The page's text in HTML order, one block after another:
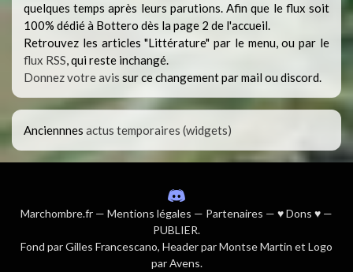
quelques temps après leurs parutions. Afin que le flux soit
100% dédié à Bottero dès la page 2 de l'accueil.
Retrouvez les articles "Littérature" par le menu, ou par le
flux RSS, qui reste inchangé.
Donnez votre avis sur ce changement par mail ou discord.
Anciennnes actus temporaires (widgets)
Marchombre.fr — Mentions légales — Partenaires — ♥ Dons ♥ —
PUBLIER.
Fond parGilles Francescano, Header par Montse Martin et Logo
par Avens.